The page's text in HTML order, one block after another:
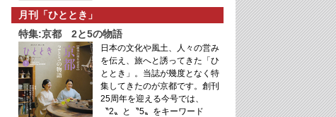
月刊「ひととき」
特集:京都 2と5の物語
日本の文化や風土、人々の営み
を伝え、旅へと誘ってきた「ひ
ととき」。当誌が幾度となく特
集してきたのが京都です。創刊
25周年を迎える今号では、
〝2〟と〝5〟をキーワード